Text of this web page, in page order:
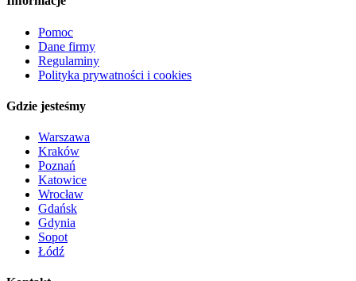
Pomoc
Dane firmy
Regulaminy
Polityka prywatności i cookies
Gdzie jesteśmy
Warszawa
Kraków
Poznań
Katowice
Wrocław
Gdańsk
Gdynia
Sopot
Łódź